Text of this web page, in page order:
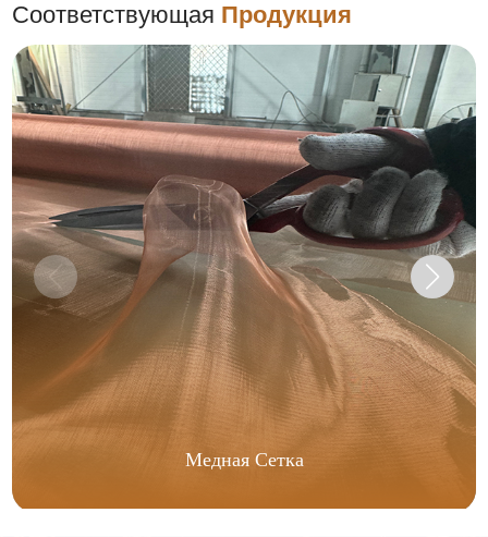
Соответствующая Продукция
Медная Сетка